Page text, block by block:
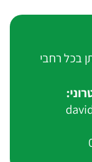
בכל רחבי